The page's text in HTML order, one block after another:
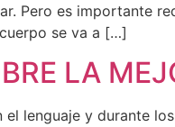
Pero es importante
se va a […]
LA
el lenguaje y durante